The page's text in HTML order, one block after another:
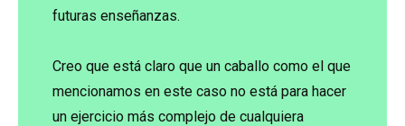
futuras enseñanzas.
Creo que está claro que un caballo como el que
mencionamos en este caso no está para hacer
un ejercicio más complejo de cualquiera